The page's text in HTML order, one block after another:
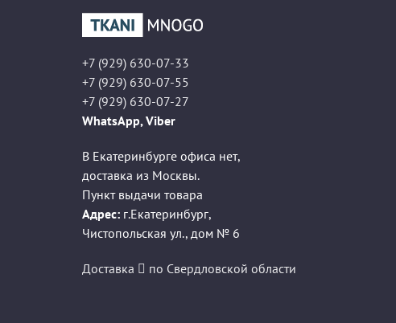
+7 (929) 630-07-33
+7 (929) 630-07-55
+7 (929) 630-07-27
WhatsApp, Viber
В Екатеринбурге офиса нет,
доставка из Москвы.
Пункт выдачи товара
Адрес: г.Екатеринбург,
Чистопольская ул., дом № 6
Доставка по Свердловской области